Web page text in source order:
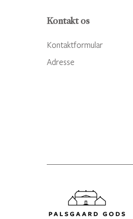
Kontakt os
Kontaktformular
Adresse